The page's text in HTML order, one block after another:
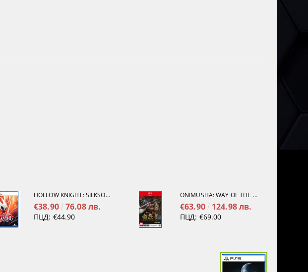
HOLLOW KNIGHT: SILKSONG [PS5]
€38.90 76.08 лв.
ПЦД: €44.90
ONIMUSHA: WAY OF THE SWORD [NINTENDO SWITCH 2]
€63.90 124.98 лв.
ПЦД: €69.00